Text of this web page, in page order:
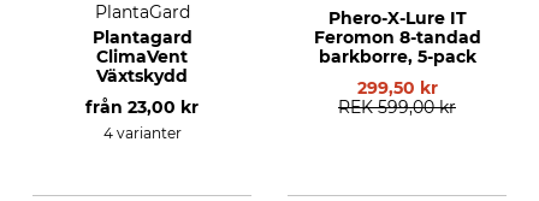
PlantaGard
Plantagard
ClimaVent
Växtskydd
från 23,00 kr
4 varianter
Phero-X-Lure IT
Feromon 8-tandad
barkborre, 5-pack
299,50 kr
REK 599,00 kr